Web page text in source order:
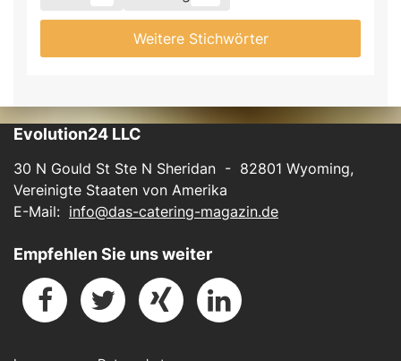
Weitere Stichwörter
Evolution24 LLC
30 N Gould St Ste N Sheridan - 82801 Wyoming,
Vereinigte Staaten von Amerika
E-Mail: info@das-catering-magazin.de
Empfehlen Sie uns weiter